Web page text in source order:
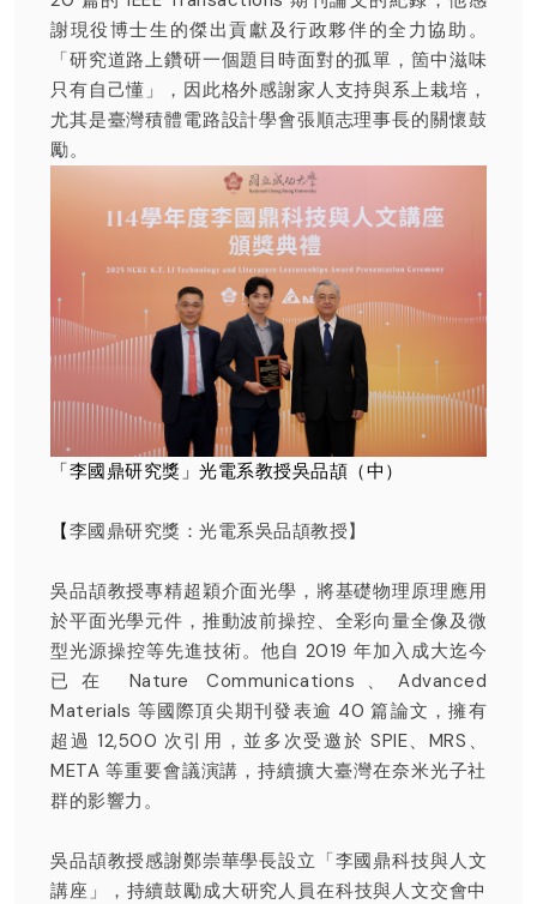
謝現役博士生的傑出貢獻及行政夥伴的全力協助。
「研究道路上鑽研一個題目時面對的孤單，箇中滋味
只有自己懂」，因此格外感謝家人支持與系上栽培，
尤其是臺灣積體電路設計學會張順志理事長的關懷鼓
勵。
「李國鼎研究獎」光電系教授吳品頡（中）
【李國鼎研究獎：光電系吳品頡教授】
吳品頡教授專精超穎介面光學，將基礎物理原理應用
於平面光學元件，推動波前操控、全彩向量全像及微
型光源操控等先進技術。他自 2019 年加入成大迄今
已在 Nature Communications、Advanced
Materials 等國際頂尖期刊發表逾 40 篇論文，擁有
超過 12,500 次引用，並多次受邀於 SPIE、MRS、
META 等重要會議演講，持續擴大臺灣在奈米光子社
群的影響力。
吳品頡教授感謝鄭崇華學長設立「李國鼎科技與人文
講座 」，持續鼓勵成大研究人員在科技與人文交會中